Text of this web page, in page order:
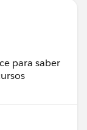
para saber